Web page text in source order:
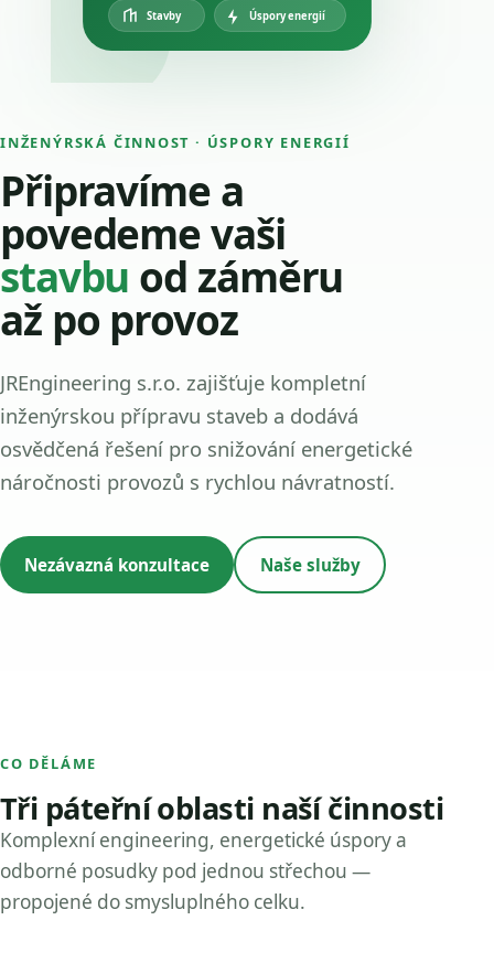
INŽENÝRSKÁ ČINNOST · ÚSPORY ENERGIÍ
Připravíme a
povedeme vaši
stavbu od záměru
až po provoz
JREngineering s.r.o. zajišťuje kompletní
inženýrskou přípravu staveb a dodává
osvědčená řešení pro snižování energetické
náročnosti provozů s rychlou návratností.
Nezávazná konzultace Naše služby
Stavby Úspory energií
CO DĚLÁME
Tři páteřní oblasti naší činnosti
Komplexní engineering, energetické úspory a
odborné posudky pod jednou střechou —
propojené do smysluplného celku.